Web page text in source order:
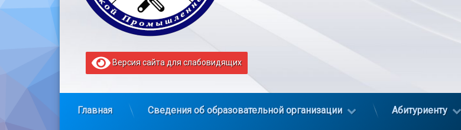
Версия сайта для слабовидящих
Главная Сведения об образовательной организации Абитуриенту